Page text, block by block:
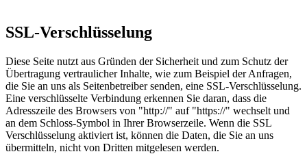
SSL-Verschlüsselung
Diese Seite nutzt aus Gründen der Sicherheit und zum Schutz der
Übertragung vertraulicher Inhalte, wie zum Beispiel der Anfragen,
die Sie an uns als Seitenbetreiber senden, eine SSL-Verschlüsselung.
Eine verschlüsselte Verbindung erkennen Sie daran, dass die
Adresszeile des Browsers von "http://" auf "https://" wechselt und
an dem Schloss-Symbol in Ihrer Browserzeile. Wenn die SSL
Verschlüsselung aktiviert ist, können die Daten, die Sie an uns
übermitteln, nicht von Dritten mitgelesen werden.